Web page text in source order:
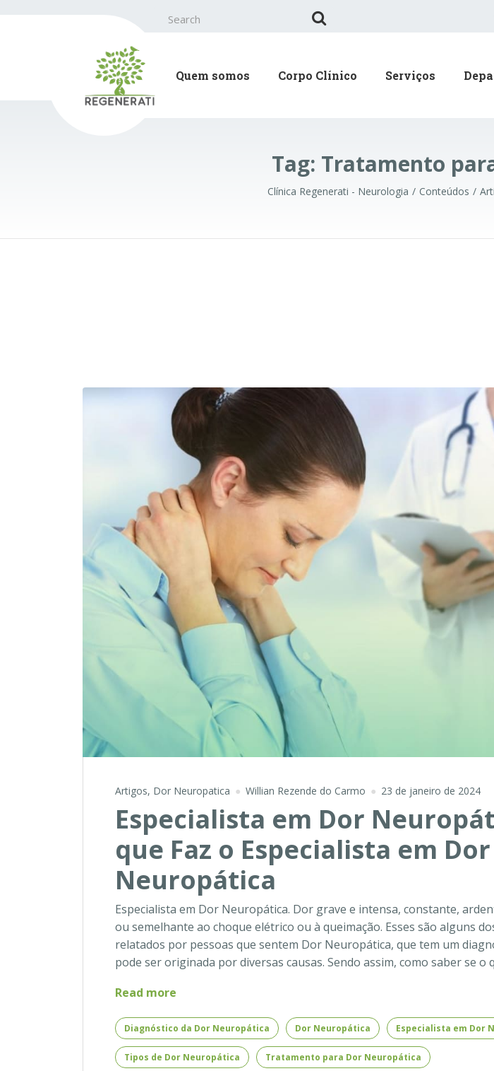
Quem somos Corpo Clínico Serviços
Tag: Tratamento
Clínica Regenerati - Neurologia Conteúdos
Artigos, Dor Neuropatica Willian Rezende do Carmo 23 de janeiro de 2024
Especialista em Dor
que Faz o Especialista em Dor
Neuropática
Especialista em Dor Neuropática. Dor grave e intensa, constante,
ou semelhante ao choque elétrico ou à queimação. Esses são alguns
relatados por pessoas que sentem Dor Neuropática, que tem um
pode ser originada por diversas causas. Sendo assim, como saber se o
Read more
Dor
Neuropática
–
Diagnóstico da Dor Neuropática Dor Neuropática Especialista em Dor
Tipos de Dor Neuropática Tratamento para Dor Neuropática